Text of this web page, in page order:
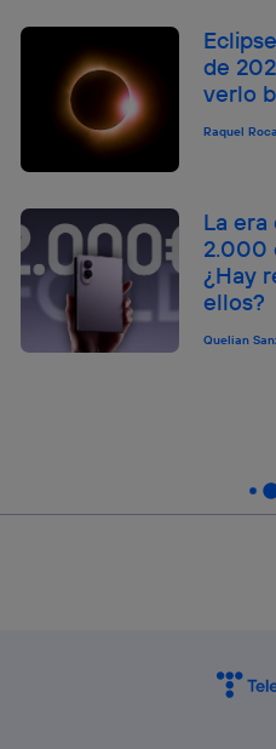
de
verlo
Raquel
La
2.000
¿Hay
ellos?
Quelian